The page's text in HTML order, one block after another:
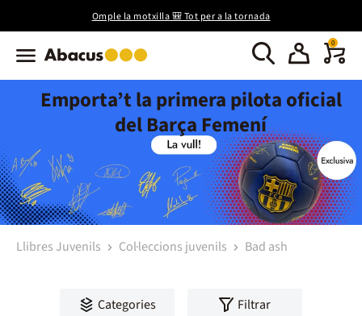
Omple la motxilla 🎒 Tot per a la tornada
0
Emporta’t la primera pilota oficial
del Barça Femení
Llibres Juvenils Col·leccions juvenils Bad ash
Categories Filtrar